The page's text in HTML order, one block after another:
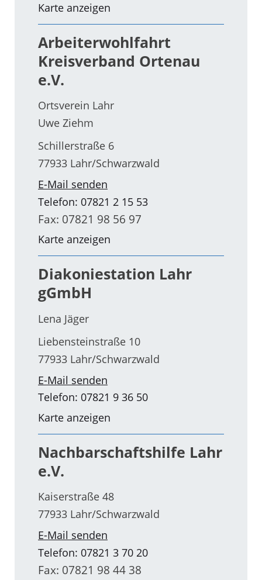
Karte anzeigen
Arbeiterwohlfahrt
Kreisverband Ortenau
e.V.
Ortsverein Lahr
Uwe Ziehm
Schillerstraße 6
77933 Lahr/Schwarzwald
E-Mail senden
Telefon: 07821 2 15 53
Fax: 07821 98 56 97
Karte anzeigen
Diakoniestation Lahr
gGmbH
Lena Jäger
Liebensteinstraße 10
77933 Lahr/Schwarzwald
E-Mail senden
Telefon: 07821 9 36 50
Karte anzeigen
Nachbarschaftshilfe Lahr
e.V.
Kaiserstraße 48
77933 Lahr/Schwarzwald
E-Mail senden
Telefon: 07821 3 70 20
Fax: 07821 98 44 38